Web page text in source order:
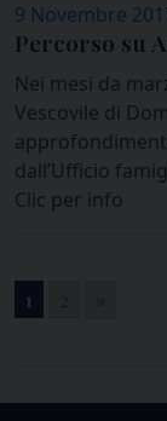
9 Novembre
Percorso su
Nei mesi da
Vescovile di
dall’Ufficio
Clic per info
1